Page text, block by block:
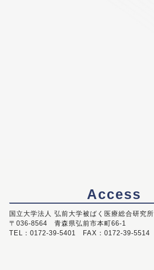
Access
国立大学法人 弘前大学被ばく医療総合研究所
〒036-8564 青森県弘前市本町66-1
TEL：0172-39-5401 FAX：0172-39-5514